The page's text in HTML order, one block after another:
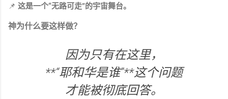
📌 这是一个“无路可走”的宇宙舞台。
神为什么要这样做？
因为只有在这里，
**“耶和华是谁”**这个问题
才能被彻底回答。